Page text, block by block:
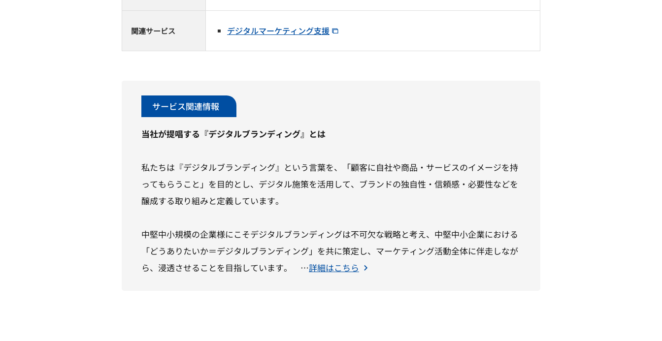
関連サービス デジタルマーケティング支援
サービス関連情報
当社が提唱する『デジタルブランディング』とは
私たちは『デジタルブランディング』という言葉を、「顧客に自社や商品・サービスのイメージを持
ってもらうこと」を目的とし、デジタル施策を活用して、ブランドの独自性・信頼感・必要性などを
醸成する取り組みと定義しています。
中堅中小規模の企業様にこそデジタルブランディングは不可欠な戦略と考え、中堅中小企業における
「どうありたいか＝デジタルブランディング」を共に策定し、マーケティング活動全体に伴走しなが
ら、浸透させることを目指しています。 …詳細はこちら